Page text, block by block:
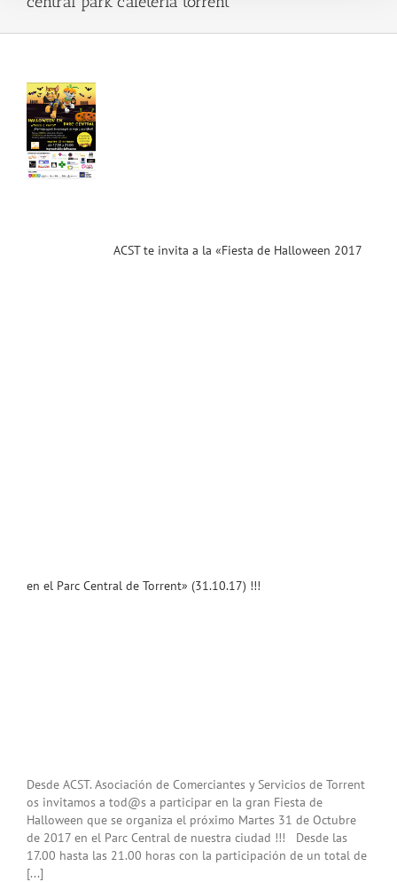
ACST te invita a la «Fiesta de Halloween 2017
en el Parc Central de Torrent» (31.10.17) !!!
Desde ACST. Asociación de Comerciantes y Servicios de Torrent
os invitamos a tod@s a participar en la gran Fiesta de
Halloween que se organiza el próximo Martes 31 de Octubre
de 2017 en el Parc Central de nuestra ciudad !!! Desde las
17.00 hasta las 21.00 horas con la participación de un total de
[...]